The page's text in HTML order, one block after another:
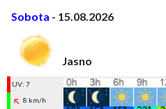
Sobota - 15.08.2026
Jasno
UV: 7
8 km/h